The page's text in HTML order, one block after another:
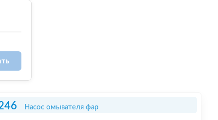
Насос омывателя фар